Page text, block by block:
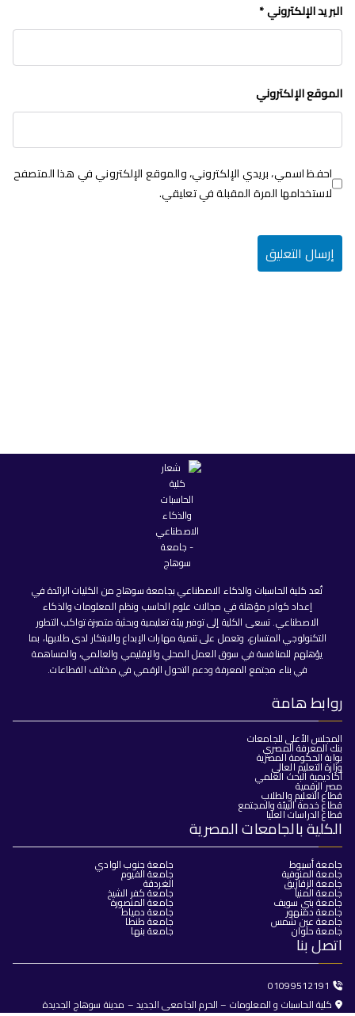
البريد الإلكتروني*
الموقع الإلكتروني
احفظ اسمي، بريدي الإلكتروني، والموقع الإلكتروني في هذا المتصفح
لاستخدامها المرة المقبلة في تعليقي.
تُعد كلية الحاسبات والذكاء الاصطناعي بجامعة سوهاج من الكليات الرائدة في
إعداد كوادر مؤهلة في مجالات علوم الحاسب ونظم المعلومات والذكاء
الاصطناعي. تسعى الكلية إلى توفير بيئة تعليمية وبحثية متميزة تواكب التطور
التكنولوجي المتسارع، وتعمل على تنمية مهارات الإبداع والابتكار لدى طلابها، بما
يؤهلهم للمنافسة في سوق العمل المحلي والإقليمي والعالمي، والمساهمة
في بناء مجتمع المعرفة ودعم التحول الرقمي في مختلف القطاعات.
روابط هامة
المجلس الأعلى للجامعات
بنك المعرفة المصري
بوابة الحكومة المصرية
وزارة التعليم العالي
أكاديمية البحث العلمي
مصر الرقمية
قطاع التعليم والطلاب
قطاع خدمة البيئة والمجتمع
قطاع الدراسات العليا
الكلية بالجامعات المصرية
جامعة أسيوط
جامعة المنوفية
جامعة الزقازيق
جامعة المنيا
جامعة بني سويف
جامعة دمنهور
جامعة عين شمس
جامعة حلوان
جامعة جنوب الوادي
جامعة الفيوم
الغردقة
جامعة كفر الشيخ
جامعة المنصورة
جامعة دمياط
جامعة طنطا
جامعة بنها
اتصل بنا
01099512191
كلية الحاسبات و المعلومات – الحرم الجامعى الجديد – مدينة سوهاج الجديدة